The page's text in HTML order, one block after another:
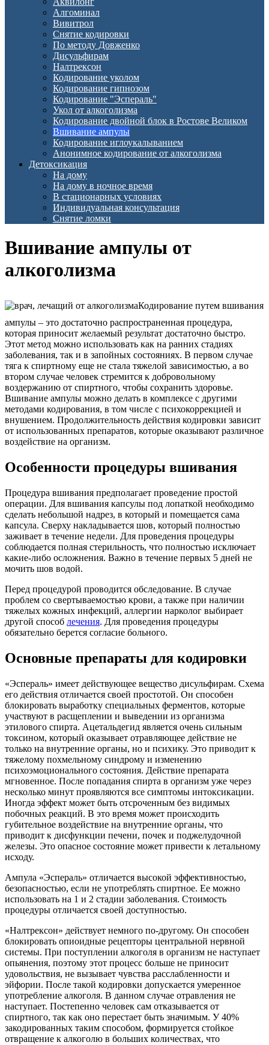
Алгоминал
Вивитрол
Снятие кодировки
По методу Довженко
Дисульфирам
Налтрексон
Кодирование уколом
Кодирование гипнозом
Кодирование "Эспераль"
Укол от алкоголизма
Кодирование двойной блок в Ростове Великом
Вшивание ампулы
Кодирование иглоукалыванием
Анонимное кодирование от алкоголизма
Детоксикация
На дому
На дому в ночное время
В стационарных условиях
Индивидуальная консультация
Снятие ломки
Вшивание ампулы от
алкоголизма
Кодирование путем вшивания
ампулы – это достаточно распространенная процедура,
которая приносит желаемый результат достаточно быстро.
Этот метод можно использовать как на ранних стадиях
заболевания, так и в запойных состояниях. В первом случае
тяга к спиртному еще не стала тяжелой зависимостью, а во
втором случае человек стремится к добровольному
воздержанию от спиртного, чтобы сохранить здоровье.
Вшивание ампулы можно делать в комплексе с другими
методами кодирования, в том числе с психокоррекцией и
внушением. Продолжительность действия кодировки зависит
от использованных препаратов, которые оказывают различное
воздействие на организм.
Особенности процедуры вшивания
Процедура вшивания предполагает проведение простой
операции. Для вшивания капсулы под лопаткой необходимо
сделать небольшой надрез, в который и помещается сама
капсула. Сверху накладывается шов, который полностью
заживает в течение недели. Для проведения процедуры
соблюдается полная стерильность, что полностью исключает
какие-либо осложнения. Важно в течение первых 5 дней не
мочить шов водой.
Перед процедурой проводится обследование. В случае
проблем со свертываемостью крови, а также при наличии
тяжелых кожных инфекций, аллергии нарколог выбирает
другой способ лечения. Для проведения процедуры
обязательно берется согласие больного.
Основные препараты для кодировки
«Эспераль» имеет действующее вещество дисульфирам. Схема
его действия отличается своей простотой. Он способен
блокировать выработку специальных ферментов, которые
участвуют в расщеплении и выведении из организма
этилового спирта. Ацетальдегид является очень сильным
токсином, который оказывает отравляющее действие не
только на внутренние органы, но и психику. Это приводит к
тяжелому похмельному синдрому и изменению
психоэмоционального состояния. Действие препарата
мгновенное. После попадания спирта в организм уже через
несколько минут проявляются все симптомы интоксикации.
Иногда эффект может быть отсроченным без видимых
побочных реакций. В это время может происходить
губительное воздействие на внутренние органы, что
приводит к дисфункции печени, почек и поджелудочной
железы. Это опасное состояние может привести к летальному
исходу.
Ампула «Эспераль» отличается высокой эффективностью,
безопасностью, если не употреблять спиртное. Ее можно
использовать на 1 и 2 стадии заболевания. Стоимость
процедуры отличается своей доступностью.
«Налтрексон» действует немного по-другому. Он способен
блокировать опиоидные рецепторы центральной нервной
системы. При поступлении алкоголя в организм не наступает
опьянения, поэтому этот процесс больше не приносит
удовольствия, не вызывает чувства расслабленности и
эйфории. После такой кодировки допускается умеренное
употребление алкоголя. В данном случае отравления не
наступает. Постепенно человек сам отказывается от
спиртного, так как оно перестает быть значимым. У 40%
закодированных таким способом, формируется стойкое
отвращение к алкоголю в больших количествах, что